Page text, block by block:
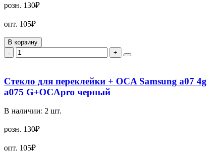
розн. 130₽
опт. 105₽
В корзину
-
+
Стекло для переклейки + OCA Samsung a07 4g
a075 G+OCApro черный
В наличии: 2 шт.
розн. 130₽
опт. 105₽